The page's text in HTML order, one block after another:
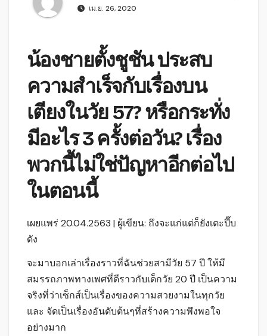
เม.ย. 26, 2020
น้องชายตั้งชูชัน ประสบ
ความสำเร็จกับเรื่องบน
เตียงในวัย 57? หรือกระทั่ง
มีอะไร 3 ครั้งต่อวัน? เรื่อง
พวกนี้ไม่ใช่ปัญหาอีกต่อไป
ในตอนนี้
เผยแพร่ 20.04.2563 | ผู้เขียน: ถึงจะแก่แต่ก็ยังเตะปี๊บ
ดัง
จะมาบอกเล่าเรื่องราวที่ฉันช่วยสามีวัย 57 ปี ให้มี
สมรรถภาพทางเพศที่ดีราวกับเด็กวัย 20 ปี เป็นความ
จริงที่ว่าเซ็กส์เป็นเรื่องของความสวยงามในทุกวัย
และ จัดเป็นเรื่องอันดับต้นๆที่สร้างความพึงพอใจ
อย่างมาก